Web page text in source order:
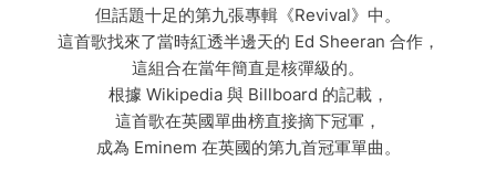
但話題十足的第九張專輯《Revival》中。
這首歌找來了當時紅透半邊天的 Ed Sheeran 合作，
這組合在當年簡直是核彈級的。
根據 Wikipedia 與 Billboard 的記載，
這首歌在英國單曲榜直接摘下冠軍，
成為 Eminem 在英國的第九首冠軍單曲。